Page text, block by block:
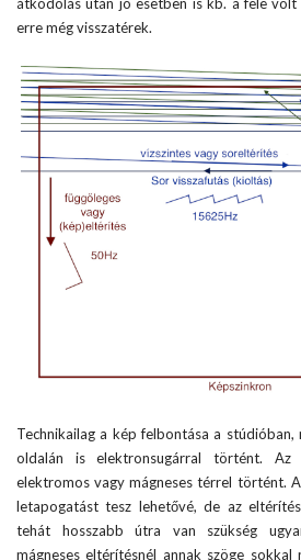
erre még visszatérek.
Technikailag a kép felbontása a stúdióban,
oldalán is elektronsugárral történt. Az
elektromos vagy mágneses térrel történt.
letapogatást tesz lehetővé, de az
tehát hosszabb útra van szükség
mágneses eltérítésnél annak szöge sokkal